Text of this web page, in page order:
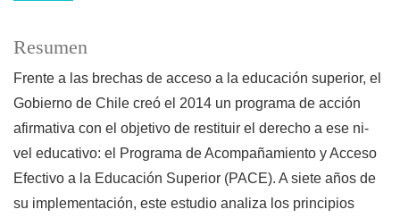
Resumen
Frente a las brechas de acceso a la educación superior, el
Gobierno de Chile creó el 2014 un programa de acción
afirmativa con el objetivo de restituir el derecho a ese ni-
vel educativo: el Programa de Acompañamiento y Acceso
Efectivo a la Educación Superior (PACE). A siete años de
su implementación, este estudio analiza los principios